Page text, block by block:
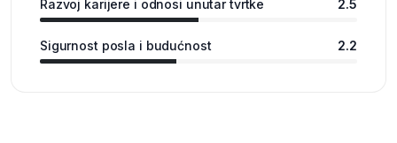
Razvoj karijere i odnosi unutar tvrtke 2.5
Sigurnost posla i budućnost 2.2